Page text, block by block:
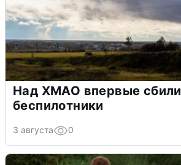
Над ХМАО впервые сбили
беспилотники
3 августа 0